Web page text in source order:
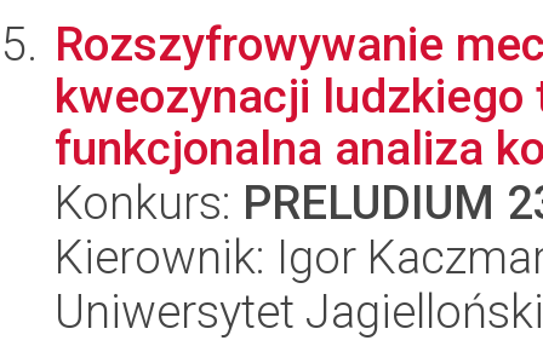
Rozszyfrowywanie
kweozynacji
funkcjonalna analiza
Konkurs: PRELUDIUM
Kierownik: Igor
Uniwersytet Jagielloński